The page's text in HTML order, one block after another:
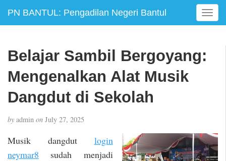
PN BANTUL: Pengadilan Negeri Bantul
T
o
a
t
i
Belajar Sambil Bergoyang:
Mengenalkan Alat Musik
Dangdut di Sekolah
by admin on July 27, 2025
Musik dangdut login
neymar8 sudah menjadi